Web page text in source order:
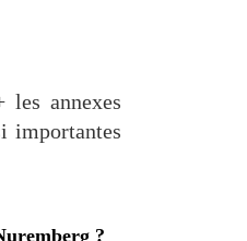
les annexes
importantes
?